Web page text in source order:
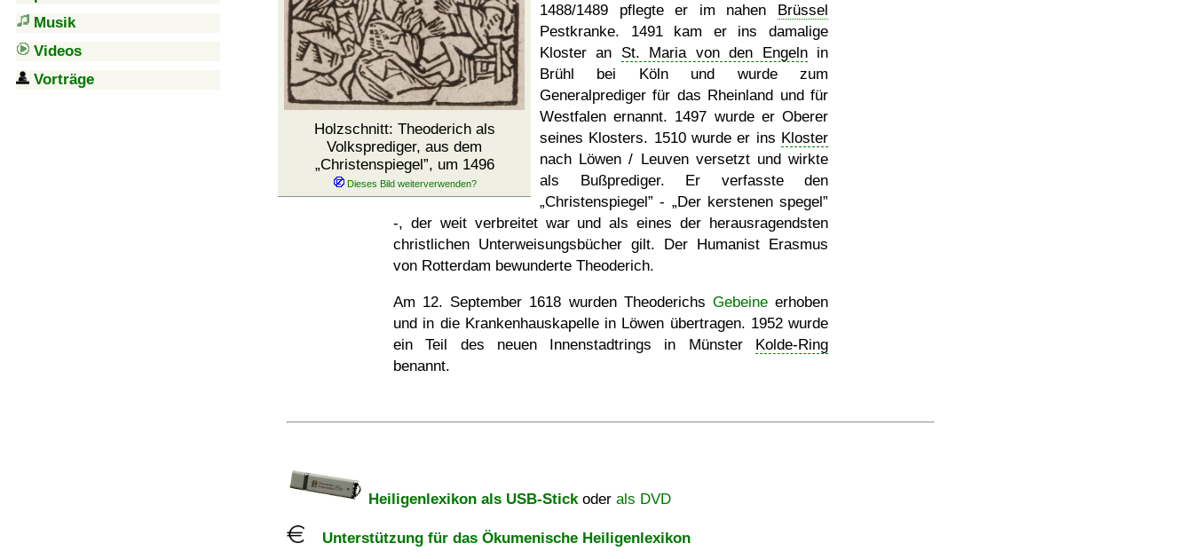
Musik
Videos
Vorträge
Holzschnitt: Theoderich als
Volksprediger, aus dem
Christenspiegel , um 1496
1488/1489 pflegte er im nahen Brüssel
Pestkranke. 1491 kam er ins damalige
Kloster an St. Maria von den Engelnin
Brühl bei Köln und wurde zum
Generalprediger für das Rheinland und für
Westfalen ernannt. 1497 wurde er Oberer
seines Klosters. 1510 wurde er ins Kloster
nach Löwen / Leuven versetzt und wirkte
als Bußprediger. Er verfasste den
Christenspiegel
-
Der kerstenen spegel
-, der weit verbreitet war und als eines der herausragendsten
christlichen Unterweisungsbücher gilt. Der Humanist Erasmus
von Rotterdam bewunderte Theoderich.
Am 12. September 1618 wurden Theoderichs Gebeineerhoben
und in die Krankenhauskapelle in Löwen übertragen. 1952 wurde
ein Teil des neuen Innenstadtrings in Münster Kolde-Ring
benannt.
Heiligenlexikon als USB-Stickoder als DVD
Unterstützung für das Ökumenische Heiligenlexikon